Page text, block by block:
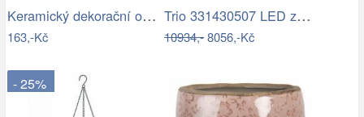
Keramický dekorační obal na květináč s…
163,-Kč
Trio 331430507 LED závěsné stropní…
10934,-8056,-Kč
- 25%